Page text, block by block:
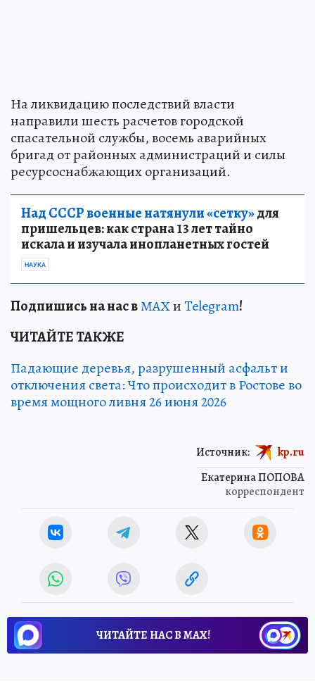
На ликвидацию последствий власти
направили шесть расчетов городской
спасательной службы, восемь аварийных
бригад от районных администраций и силы
ресурсоснабжающих организаций.
Над СССР военные натянули «сетку»для
пришельцев: как страна 13 лет тайно
искала и изучала инопланетных гостей
НАУКА
Подпишись на нас вМАХиTelegram!
ЧИТАЙТЕ ТАКЖЕ
Падающие деревья, разрушенный асфальт и
отключения света: Что происходит в Ростове во
время мощного ливня 26 июня 2026
Екатерина ПОПОВА
корреспондент
Источник: kp.ru
ЧИТАЙТЕ НАС В МАХ!